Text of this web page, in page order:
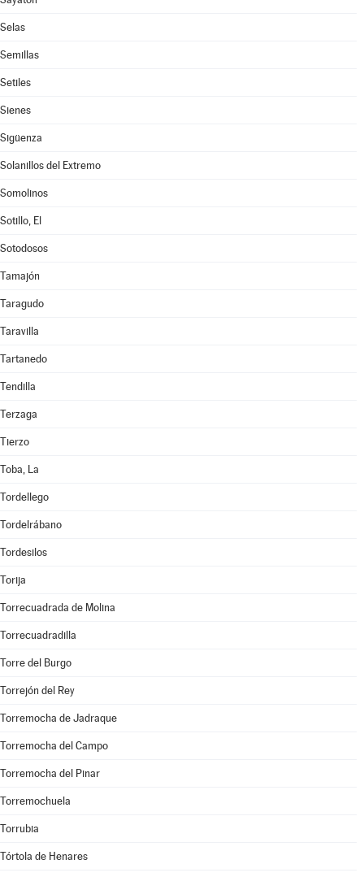
Selas
Semillas
Setiles
Sienes
Sigüenza
Solanillos del Extremo
Somolinos
Sotillo, El
Sotodosos
Tamajón
Taragudo
Taravilla
Tartanedo
Tendilla
Terzaga
Tierzo
Toba, La
Tordellego
Tordelrábano
Tordesilos
Torija
Torrecuadrada de Molina
Torrecuadradilla
Torre del Burgo
Torrejón del Rey
Torremocha de Jadraque
Torremocha del Campo
Torremocha del Pinar
Torremochuela
Torrubia
Tórtola de Henares